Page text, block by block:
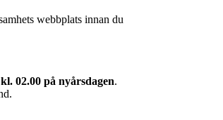
webbplats innan du
02.00 på nyårsdagen.